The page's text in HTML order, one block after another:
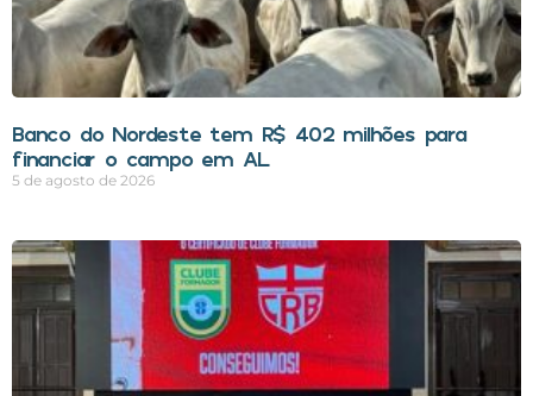
Banco do Nordeste tem R$ 402 milhões para
financiar o campo em AL
5 de agosto de 2026